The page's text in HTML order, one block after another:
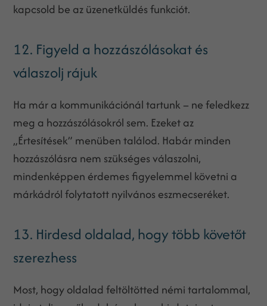
kapcsold be az üzenetküldés funkciót.
12. Figyeld a hozzászólásokat és
válaszolj rájuk
Ha már a kommunikációnál tartunk – ne feledkezz
meg a hozzászólásokról sem. Ezeket az
„Értesítések” menüben találod. Habár minden
hozzászólásra nem szükséges válaszolni,
mindenképpen érdemes figyelemmel követni a
márkádról folytatott nyilvános eszmecseréket.
13. Hirdesd oldalad, hogy több követőt
szerezhess
Most, hogy oldalad feltöltötted némi tartalommal,